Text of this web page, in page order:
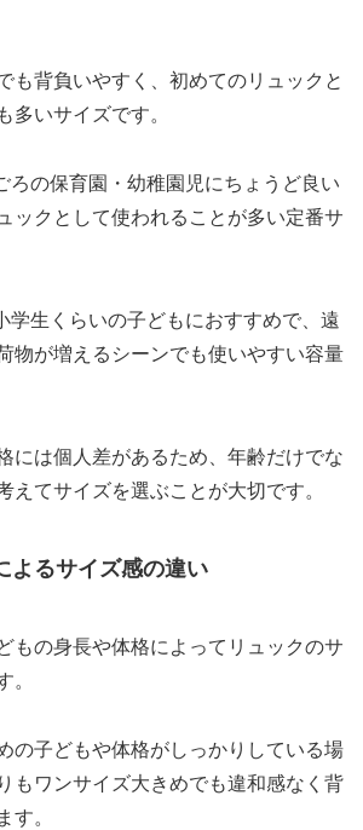
も背負いやすく、初めてのリュックと
多いサイズです。
ろの保育園・幼稚園児にちょうど良い
ックとして使われることが多い定番サ
学生くらいの子どもにおすすめで、遠
物が増えるシーンでも使いやすい容量
には個人差があるため、年齢だけでな
えてサイズを選ぶことが大切です。
よるサイズ感の違い
もの身長や体格によってリュックのサ
。
の子どもや体格がしっかりしている場
もワンサイズ大きめでも違和感なく背
す。